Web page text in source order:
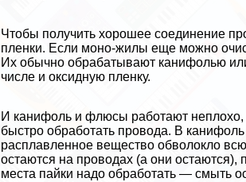
Чтобы получить хорошее соединение
пленки. Если моно-жилы еще можно
Их обычно обpaбатывают канифолью
числе и оксидную пленку.
И канифоль и флюсы работают неплохо,
быстро обработать провода. В
расплавленное вещество обволокло
остаются на проводах (а они
места пайки надо обработать — смыть